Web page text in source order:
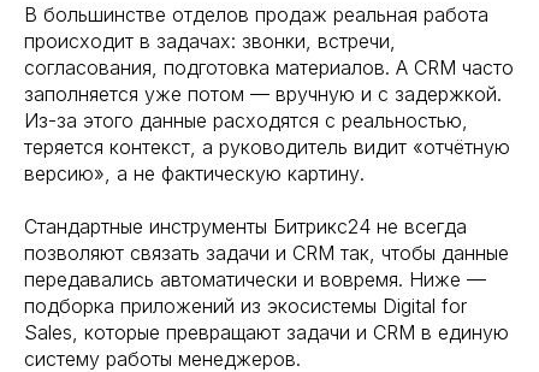
В большинстве отделов продаж реальная работа
происходит в задачах: звонки, встречи,
согласования, подготовка материалов. А CRM часто
заполняется уже потом — вручную и с задержкой.
Из-за этого данные расходятся с реальностью,
теряется контекст, а руководитель видит «отчётную
версию», а не фактическую картину.
Стандартные инструменты Битрикс24 не всегда
позволяют связать задачи и CRM так, чтобы данные
передавались автоматически и вовремя. Ниже —
подборка приложений из экосистемы Digital for
Sales, которые превращают задачи и CRM в единую
систему работы менеджеров.